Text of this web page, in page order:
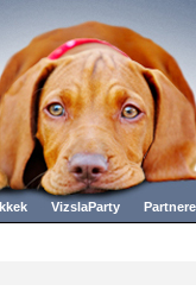
VizslaParty